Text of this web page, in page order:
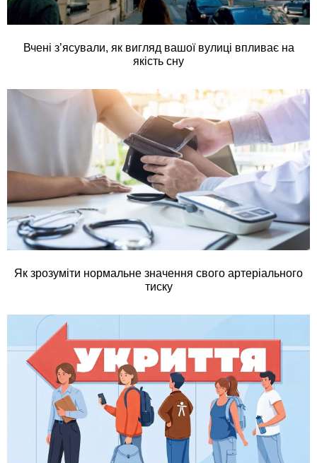
Вчені з’ясували, як вигляд вашої вулиці впливає на
якість сну
Як зрозуміти нормальне значення свого артеріального
тиску